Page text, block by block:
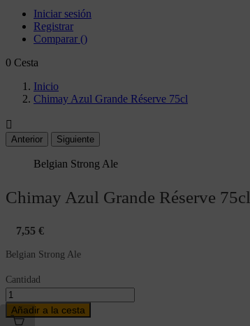
Iniciar sesión
Registrar
Comparar ()
0 Cesta
Inicio
Chimay Azul Grande Réserve 75cl

Anterior Siguiente
Belgian Strong Ale
Chimay Azul Grande Réserve 75cl
7,55 €
Belgian Strong Ale
Cantidad
Añadir a la cesta